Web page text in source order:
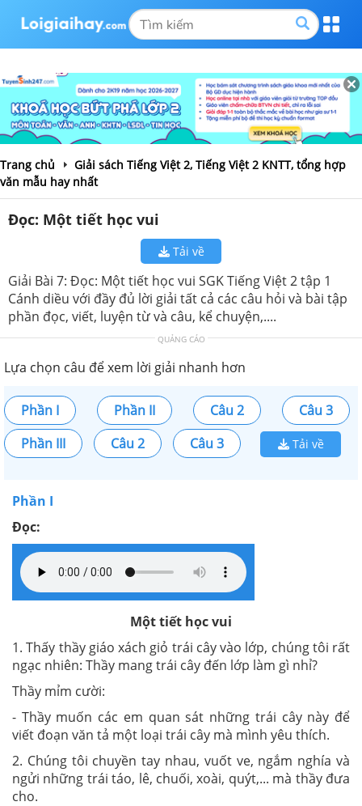
Trang chủ
Giải sách Tiếng Việt 2, Tiếng Việt 2 KNTT, tổng hợp
văn mẫu hay nhất
Đọc: Một tiết học vui
Tải về
Giải Bài 7: Đọc: Một tiết học vui SGK Tiếng Việt 2 tập 1
Cánh diều với đầy đủ lời giải tất cả các câu hỏi và bài tập
phần đọc, viết, luyện từ và câu, kể chuyện,....
QUẢNG CÁO
Lựa chọn câu để xem lời giải nhanh hơn
Phần I Phần II Câu 2
Câu 3
Phần III
Câu 2 Câu 3 Tải về
Phần I
Đọc:
Một tiết học vui
1. Thấy thầy giáo xách giỏ trái cây vào lớp, chúng tôi rất
ngạc nhiên: Thầy mang trái cây đến lớp làm gì nhỉ?
Thầy mỉm cười:
- Thầy muốn các em quan sát những trái cây này để
viết đoạn văn tả một loại trái cây mà mình yêu thích.
2. Chúng tôi chuyền tay nhau, vuốt ve, ngắm nghía và
ngửi những trái táo, lê, chuối, xoài, quýt,... mà thầy đưa
cho.